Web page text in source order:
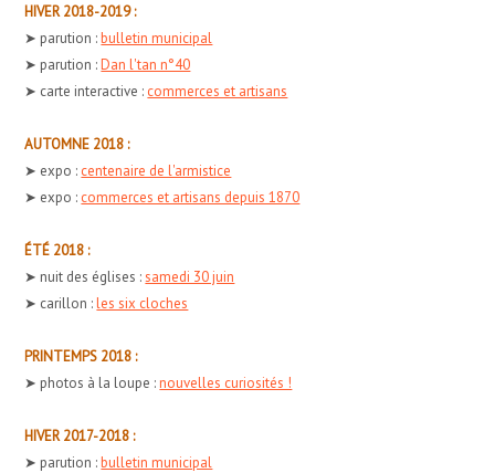
HIVER 2018-2019 :
➤ parution :bulletin municipal
➤ parution :Dan l'tan n°40
➤ carte interactive : commerces et artisans
AUTOMNE 2018 :
➤ expo : centenaire de l'armistice
➤ expo : commerces et artisans depuis 1870
ÉTÉ 2018 :
➤ nuit des églises :samedi 30 juin
➤ carillon :les six cloches
PRINTEMPS 2018 :
➤ photos à la loupe :nouvelles curiosités !
HIVER 2017-2018 :
➤ parution :bulletin municipal